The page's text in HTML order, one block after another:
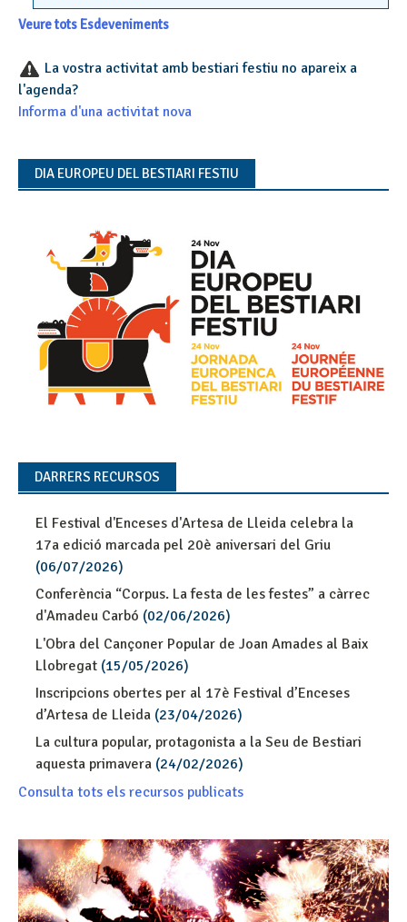
Veure tots Esdeveniments
La vostra activitat amb bestiari festiu no apareix a
l'agenda?
Informa d'una activitat nova
DIA EUROPEU DEL BESTIARI FESTIU
DARRERS RECURSOS
El Festival d'Enceses d'Artesa de Lleida celebra la
17a edició marcada pel 20è aniversari del Griu
(06/07/2026)
Conferència “Corpus. La festa de les festes” a càrrec
d'Amadeu Carbó (02/06/2026)
L'Obra del Cançoner Popular de Joan Amades al Baix
Llobregat (15/05/2026)
Inscripcions obertes per al 17è Festival d’Enceses
d’Artesa de Lleida (23/04/2026)
La cultura popular, protagonista a la Seu de Bestiari
aquesta primavera (24/02/2026)
Consulta tots els recursos publicats